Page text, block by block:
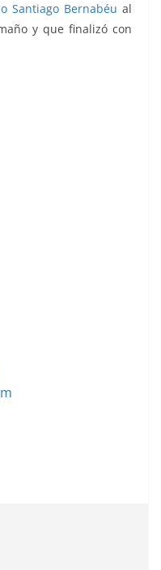
Santiago Bernabéu al
y que finalizó con